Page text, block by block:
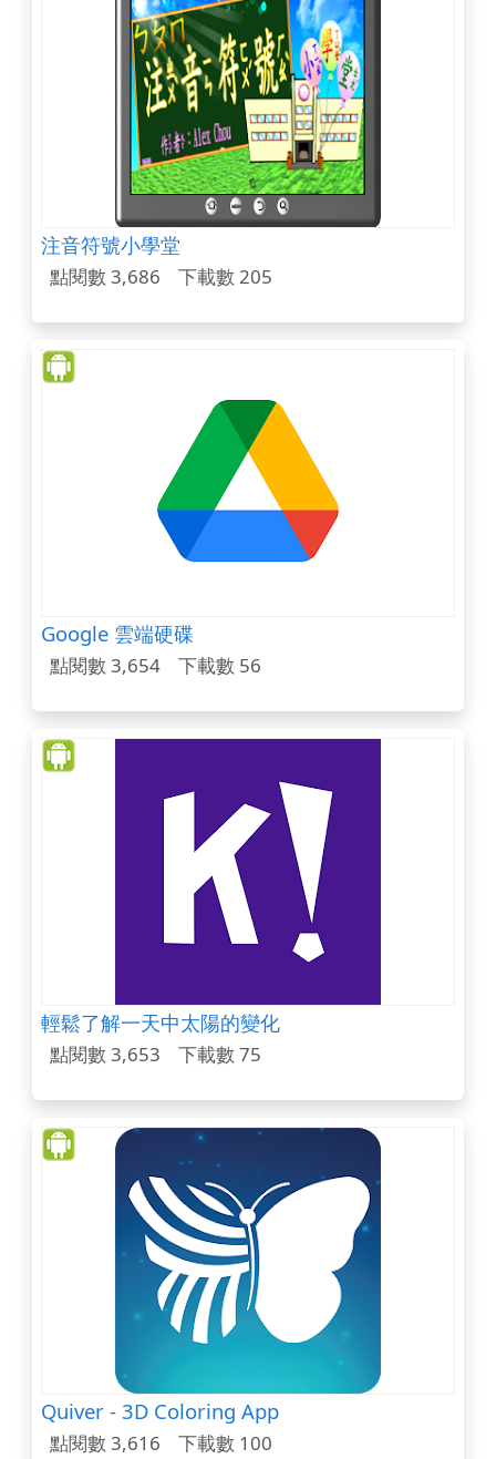
注音符號小學堂
點閱數 3,686 下載數 205
Google 雲端硬碟
點閱數 3,654 下載數 56
輕鬆了解一天中太陽的變化
點閱數 3,653 下載數 75
Quiver - 3D Coloring App
點閱數 3,616 下載數 100